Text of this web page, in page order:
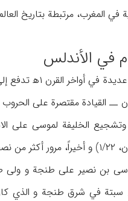
في المغرب، مرتبطة بتاريخ
في الأندلس
كانت هناك
القيادة مقتصرة على الحروب
(ن.م، ۴۷). وتشجيع الخليفة
۱۵۷).
سبتة في شرق طنجة و الذي